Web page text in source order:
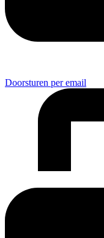
Doorsturen per email